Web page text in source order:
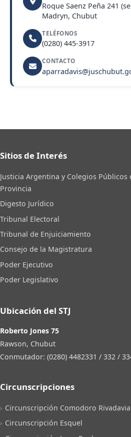
Roque Saenz Peña 241
Madryn, Chubut
TELÉFONOS
(0280) 445-3917
CONTACTO
Sitios de Interés
Justicia Argentina y Colegios Públicos
Provincia
Digesto Jurídico
Tribunal Electoral
Tribunal de Enjuiciamiento
Consejo de la Magistratura
Poder Ejecutivo
Poder Legislativo
Ubicación del STJ
Roberto Jones 75
Rawson, Chubut
Conmutador: (0280) 4482331 / 332 /
Circunscripciones
Circunscripción Comodoro Rivadavia
Circunscripción Esquel